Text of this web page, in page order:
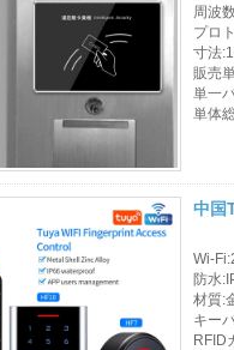
周波
プロ
寸法
販売
単一
単体
中国
Wi-
防水
材質:
キー
RFID